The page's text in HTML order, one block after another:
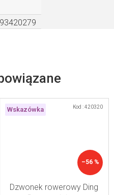
Wskazówka
–56 %
Dzwonek rowerowy Ding
Kod :420320